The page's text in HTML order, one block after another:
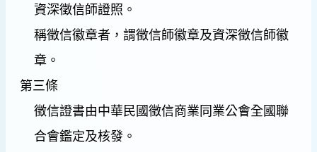
資深徵信師證照。
稱徵信徽章者，謂徵信師徽章及資深徵信師徽
章。
第三條
徵信證書由中華民國徵信商業同業公會全國聯
合會鑑定及核發。